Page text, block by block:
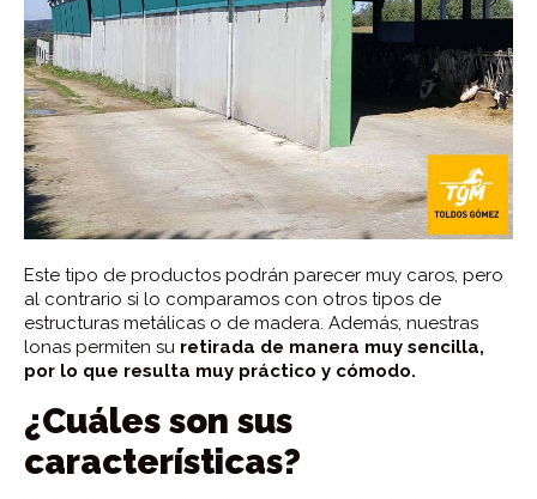
Este tipo de productos podrán parecer muy caros, pero
al contrario si lo comparamos con otros tipos de
estructuras metálicas o de madera. Además, nuestras
lonas permiten su retirada de manera muy sencilla,
por lo que resulta muy práctico y cómodo.
¿Cuáles son sus
características?